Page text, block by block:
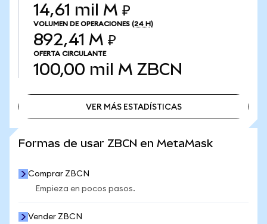
14,61 mil M ₽
VOLUMEN DE OPERACIONES (24 H)
892,41 M ₽
OFERTA CIRCULANTE
100,00 mil M ZBCN
VER MÁS ESTADÍSTICAS
Formas de usar ZBCN en MetaMask
Comprar ZBCN
Empieza en pocos pasos.
Vender ZBCN